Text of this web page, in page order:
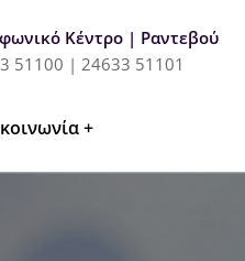
Κέντρο | Ραντεβού
51100 | 24633 51101